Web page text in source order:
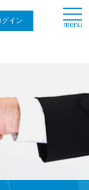
menu
グイン